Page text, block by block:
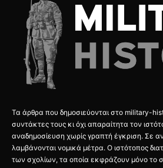
Τα άρθρα που δημοσιεύονται στο military-
συντάκτες τους κι όχι απαραίτητα τον
αναδημοσίευση χωρίς γραπτή έγκριση. Σε
λαμβάνονται νομικά μέτρα. Ο ιστότοπος
των σχολίων, τα οποία εκφράζουν μόνο το